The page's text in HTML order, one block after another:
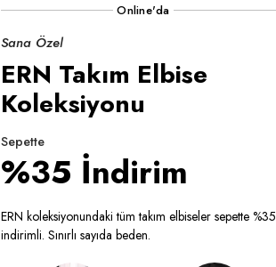
Online'da
Sana Özel
ERN Takım Elbise
Koleksiyonu
Sepette
%35 İndirim
ERN koleksiyonundaki tüm takım elbiseler sepette %35
indirimli. Sınırlı sayıda beden.